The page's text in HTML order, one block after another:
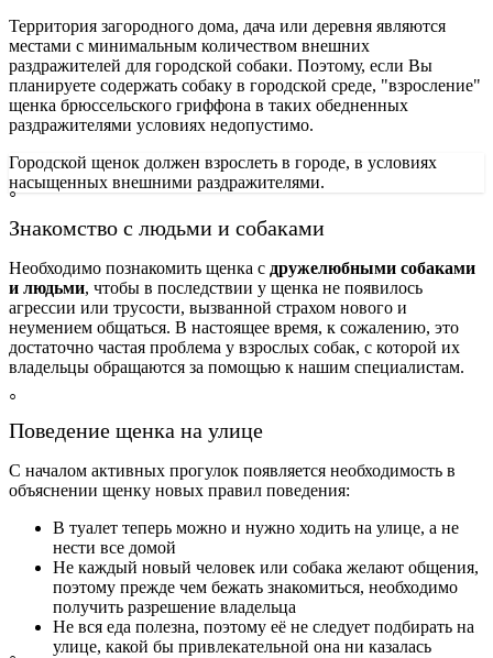
Территория загородного дома, дача или деревня являются
местами с минимальным количеством внешних
раздражителей для городской собаки. Поэтому, если Вы
планируете содержать собаку в городской среде, "взросление"
щенка брюссельского гриффона в таких обедненных
раздражителями условиях недопустимо.
Городской щенок должен взрослеть в городе, в условиях
насыщенных внешними раздражителями.
Знакомство с людьми и собаками
Необходимо познакомить щенка с дружелюбными собаками
и людьми, чтобы в последствии у щенка не появилось
агрессии или трусости, вызванной страхом нового и
неумением общаться. В настоящее время, к сожалению, это
достаточно частая проблема у взрослых собак, с которой их
владельцы обращаются за помощью к нашим специалистам.
Поведение щенка на улице
С началом активных прогулок появляется необходимость в
объяснении щенку новых правил поведения:
В туалет теперь можно и нужно ходить на улице, а не
нести все домой
Не каждый новый человек или собака желают общения,
поэтому прежде чем бежать знакомиться, необходимо
получить разрешение владельца
Не вся еда полезна, поэтому её не следует подбирать на
улице, какой бы привлекательной она ни казалась